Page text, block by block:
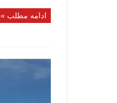
ادامه مطلب »